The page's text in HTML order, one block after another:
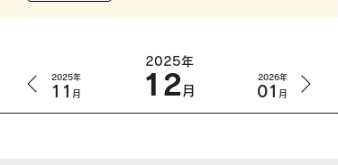
2025年
11 月
2025年
12月
2026年
01 月